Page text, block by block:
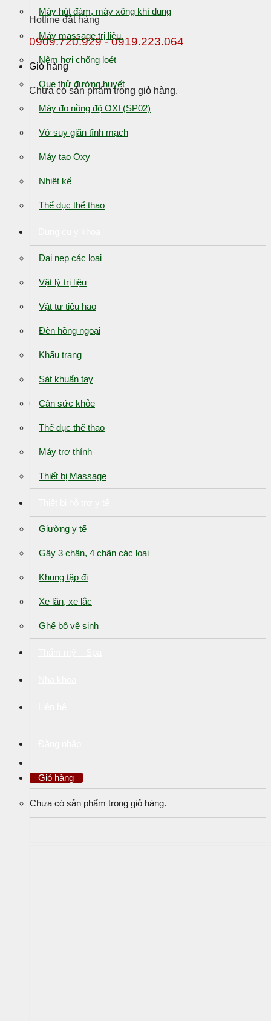
Hotline đặt hàng
0909.720.929 - 0919.223.064
Giỏ hàng
Chưa có sản phẩm trong giỏ hàng.
Máy hút đàm, máy xông khí dung
Máy massage trị liệu.
Nệm hơi chống loét
Que thử đường huyết
Máy đo nồng độ OXI (SP02)
Vớ suy giãn tĩnh mạch
Máy tạo Oxy
Nhiệt kế
Thể dục thể thao
Đai nẹp các loại
Vật lý trị liệu
Vật tư tiêu hao
Đèn hồng ngoại
Khẩu trang
Sát khuẩn tay
Cân sức khỏe
Thể dục thể thao
Máy trợ thính
Thiết bị Massage
Giường y tế
Gậy 3 chân, 4 chân các loại
Khung tập đi
Xe lăn, xe lắc
Ghế bô vệ sinh
Giỏ hàng
Chưa có sản phẩm trong giỏ hàng.